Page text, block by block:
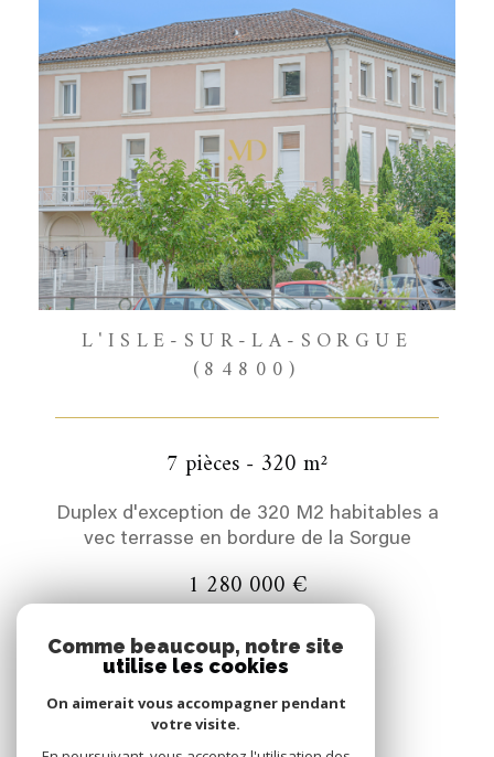
L'ISLE-SUR-LA-SORGUE
(84800)
7 pièces - 320 m²
Duplex d'exception de 320 M2 habitables a
vec terrasse en bordure de la Sorgue
1 280 000 €
Comme beaucoup, notre site
utilise les cookies
On aimerait vous accompagner pendant
votre visite.